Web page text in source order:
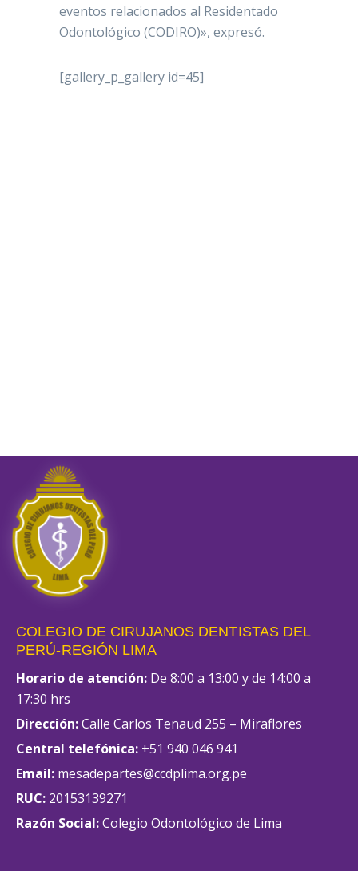
eventos relacionados al Residentado
Odontológico (CODIRO)», expresó.
[gallery_p_gallery id=45]
COLEGIO DE CIRUJANOS DENTISTAS DEL
PERÚ-REGIÓN LIMA
Horario de atención: De 8:00 a 13:00 y de 14:00 a
17:30 hrs
Dirección:Calle Carlos Tenaud 255 – Miraflores
Central telefónica: +51 940 046 941
Email: mesadepartes@ccdplima.org.pe
RUC: 20153139271
Razón Social:Colegio Odontológico de Lima